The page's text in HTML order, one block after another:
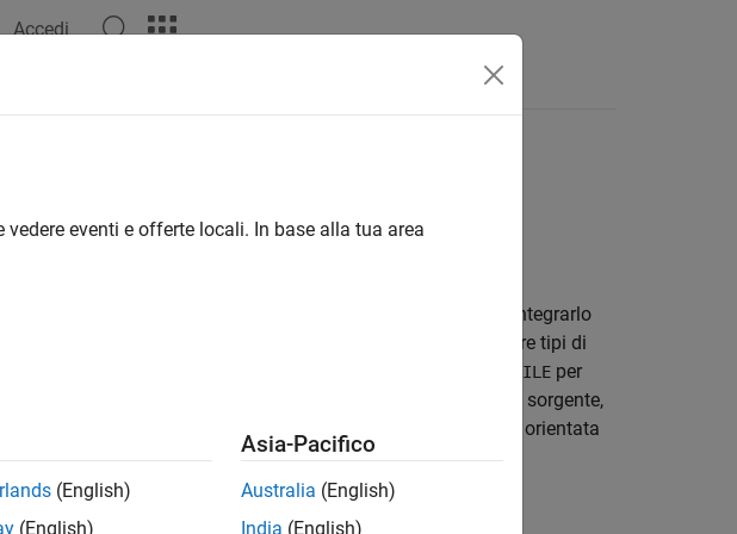
Accedi
Fai clic qui per vedere l'ultima versione in inglese.
o codice legacy sviluppato in C/C++, è possibile integrarlo
. Per passare tipi di
FILE per
. Configurare la compilazione per includere e collegare file sorgente,
. Per fornire un'interfaccia orientata
le chiamate di funzione in una classe derivata da
eventi e offerte locali. In base alla tua area
(English)
(English)
Asia-Pacifico
Australia (English)
India (English)